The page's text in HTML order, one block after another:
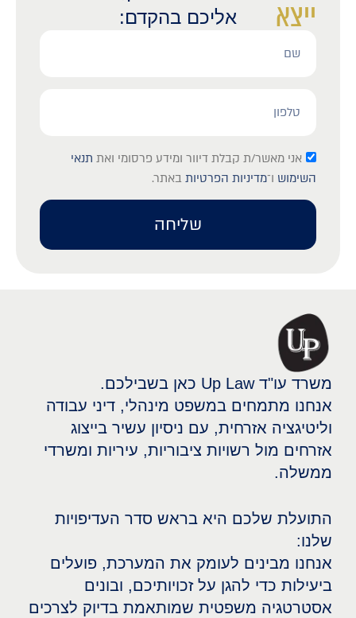
ייצא
לאור?
אליכם בהקדם:
אני מאשר/ת קבלת דיוור ומידע פרסומי ואת תנאי
השימוש ו־מדיניות הפרטיות באתר.
שליחה
משרד עו"ד Up Law כאן בשבילכם.
אנחנו מתמחים במשפט מינהלי, דיני עבודה
וליטיגציה אזרחית, עם ניסיון עשיר בייצוג
אזרחים מול רשויות ציבוריות, עיריות ומשרדי
ממשלה.
התועלת שלכם היא בראש סדר העדיפויות
שלנו:
אנחנו מבינים לעומק את המערכת, פועלים
ביעילות כדי להגן על זכויותיכם, ובונים
אסטרטגיה משפטית שמותאמת בדיוק לצרכים